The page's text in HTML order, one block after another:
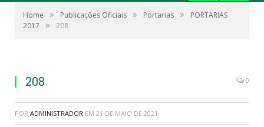
Home » Publicações Oficiais » Portarias »
PORTARIAS
2017
» 208
208 0
POR ADMINISTRADOR EM 21 DE MAIO DE 2021